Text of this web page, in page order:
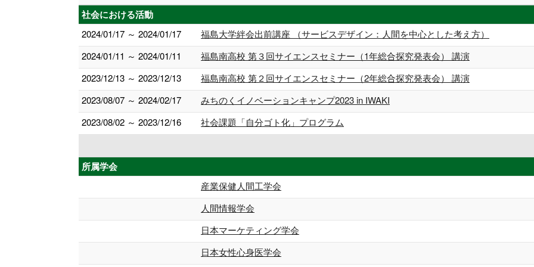
社会における活動
2024/01/17 ～ 2024/01/17
福島大学絆会出前講座 （サービスデザイン：人間を中心とした考え方）
2024/01/11 ～ 2024/01/11
福島南高校 第３回サイエンスセミナー（1年総合探究発表会） 講演
2023/12/13 ～ 2023/12/13
福島南高校 第２回サイエンスセミナー（2年総合探究発表会） 講演
2023/08/07 ～ 2024/02/17
みちのくイノベーションキャンプ2023 in IWAKI
2023/08/02 ～ 2023/12/16
社会課題「自分ゴト化」プログラム
所属学会
産業保健人間工学会
人間情報学会
日本マーケティング学会
日本女性心身医学会